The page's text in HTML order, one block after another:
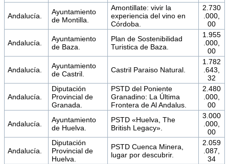
Andalucía.
Ayuntamiento
de Montilla.
Amontillate: vivir la
experiencia del vino en
Córdoba.
2.730
.000,
00
Andalucía.
Ayuntamiento
de Baza.
Plan de Sostenibilidad
Turistica de Baza.
1.955
.000,
00
Andalucía.
Ayuntamiento
de Castril.
Castril Paraiso Natural.
1.782
.643,
32
Andalucía.
Diputación
Provincial de
Granada.
PSTD del Poniente
Granadino: La Última
Frontera de Al Andalus.
2.480
.000,
00
Andalucía.
Ayuntamiento
de Huelva.
PSTD «Huelva, The
British Legacy».
3.000
.000,
00
Andalucía.
Diputación
Provincial de
Huelva.
PSTD Cuenca Minera,
lugar por descubrir.
2.059
.087,
34